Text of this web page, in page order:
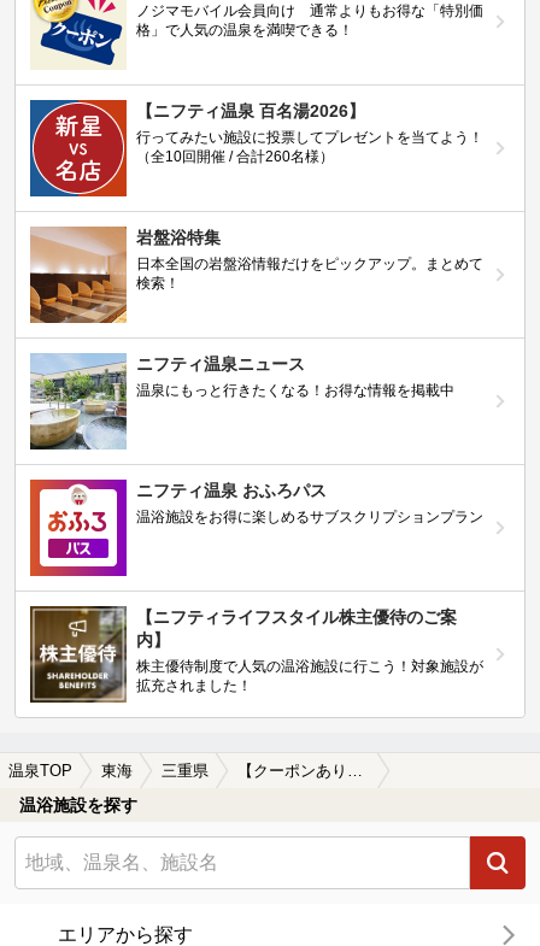
ノジマモバイル会員向け 通常よりもお得な「特別価
格」で人気の温泉を満喫できる！
【ニフティ温泉 百名湯2026】
行ってみたい施設に投票してプレゼントを当てよう！
（全10回開催 / 合計260名様）
岩盤浴特集
日本全国の岩盤浴情報だけをピックアップ。まとめて
検索！
ニフティ温泉ニュース
温泉にもっと行きたくなる！お得な情報を掲載中
ニフティ温泉 おふろパス
温浴施設をお得に楽しめるサブスクリプションプラン
【ニフティライフスタイル株主優待のご案
内】
株主優待制度で人気の温浴施設に行こう！対象施設が
拡充されました！
温泉TOP 東海 三重県
温浴施設を探す
エリアから探す